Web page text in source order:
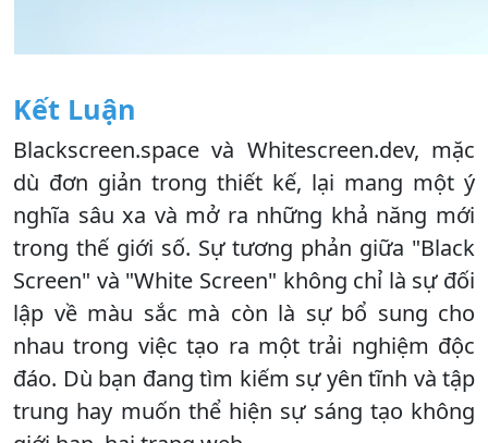
Kết Luận
Blackscreen.space và Whitescreen.dev, mặc
dù đơn giản trong thiết kế, lại mang một ý
nghĩa sâu xa và mở ra những khả năng mới
trong thế giới số. Sự tương phản giữa "Black
Screen" và "White Screen" không chỉ là sự đối
lập về màu sắc mà còn là sự bổ sung cho
nhau trong việc tạo ra một trải nghiệm độc
đáo. Dù bạn đang tìm kiếm sự yên tĩnh và tập
trung hay muốn thể hiện sự sáng tạo không